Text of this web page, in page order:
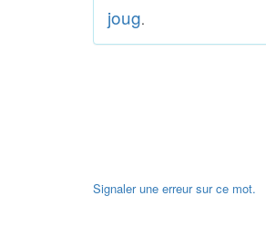
joug.
Signaler une erreur sur ce mot.